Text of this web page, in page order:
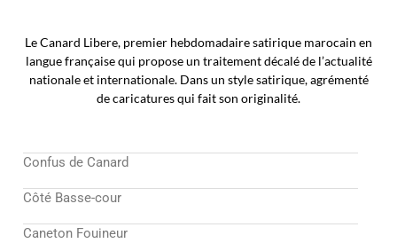
Le Canard Libere, premier hebdomadaire satirique marocain en
langue française qui propose un traitement décalé de l’actualité
nationale et internationale. Dans un style satirique, agrémenté
de caricatures qui fait son originalité.
Confus de Canard
Côté Basse-cour
Caneton Fouineur